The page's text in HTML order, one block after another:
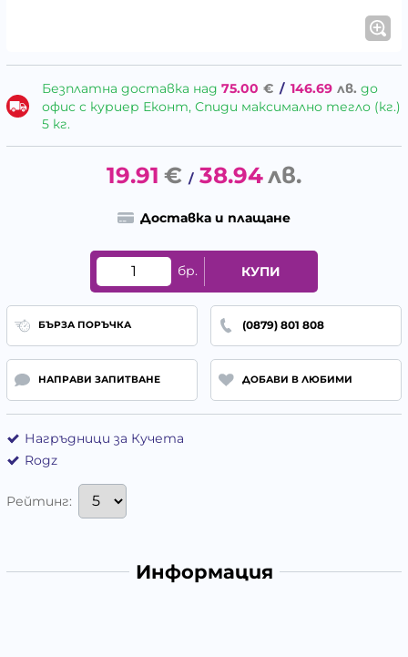
Безплатна доставка над 75.00 € / 146.69 лв. до
офис с куриер Еконт, Спиди максимално тегло (кг.)
5 кг.
19.91 € / 38.94лв.
Доставка и плащане
бр. КУПИ
БЪРЗА ПОРЪЧКА (0879) 801 808
НАПРАВИ ЗАПИТВАНЕ ДОБАВИ В ЛЮБИМИ
Нагръдници за Кучета
Rogz
Рейтинг:
Информация